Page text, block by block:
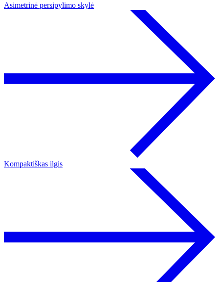
Asimetrinė persipylimo skylė
Kompaktiškas ilgis